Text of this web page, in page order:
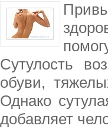
Сутулость
обуви,
Однако
добавляет